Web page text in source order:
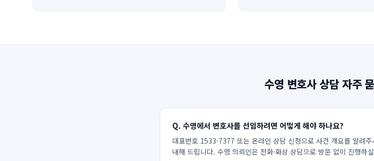
수영 변호사 상담 자주
Q. 수영에서 변호사를 선임하려면 어떻게 해야 하나요?
대표번호 1533-7377 또는 온라인 상담 신청으로 사건 개요를 알려
내해 드립니다. 수영 의뢰인은 전화·화상 상담으로 방문 없이 진행하